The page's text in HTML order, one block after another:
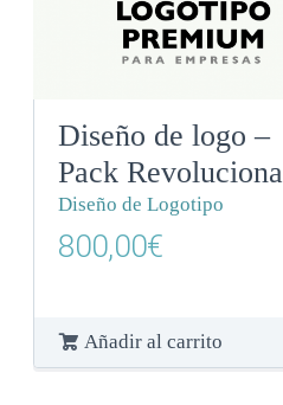
Diseño de logo –
Pack Revoluciona
Diseño de Logotipo
800,00€
Añadir al carrito